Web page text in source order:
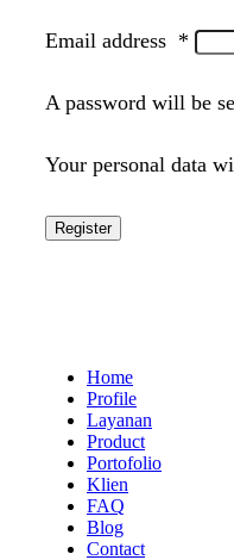
Email address *
A password will be
Your personal data
Register
Home
Profile
Layanan
Product
Portofolio
Klien
FAQ
Blog
Contact